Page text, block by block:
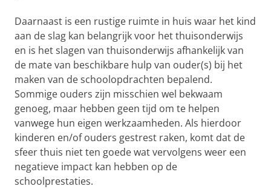
Daarnaast is een rustige ruimte in huis waar het kind
aan de slag kan belangrijk voor het thuisonderwijs
en is het slagen van thuisonderwijs afhankelijk van
de mate van beschikbare hulp van ouder(s) bij het
maken van de schoolopdrachten bepalend.
Sommige ouders zijn misschien wel bekwaam
genoeg, maar hebben geen tijd om te helpen
vanwege hun eigen werkzaamheden. Als hierdoor
kinderen en/of ouders gestrest raken, komt dat de
sfeer thuis niet ten goede wat vervolgens weer een
negatieve impact kan hebben op de
schoolprestaties.